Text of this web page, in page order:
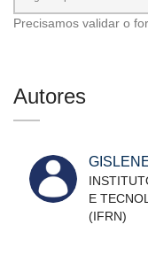
Precisamos validar o
Autores
E
(IFRN)